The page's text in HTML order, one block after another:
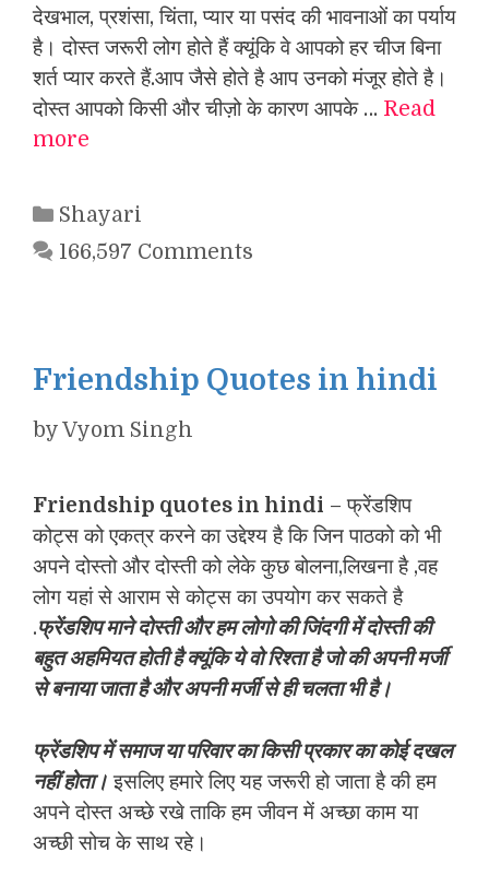
देखभाल, प्रशंसा, चिंता, प्यार या पसंद की भावनाओं का पर्याय
है। दोस्त जरूरी लोग होते हैं क्यूंकि वे आपको हर चीज बिना
शर्त प्यार करते हैं.आप जैसे होते है आप उनको मंजूर होते है।
दोस्त आपको किसी और चीज़ो के कारण आपके … Read
more
Categories
Shayari
166,597 Comments
Friendship Quotes in hindi
byVyom Singh
Friendship quotes in hindi – फ्रेंडशिप
कोट्स को एकत्र करने का उद्देश्य है कि जिन पाठको को भी
अपने दोस्तो और दोस्ती को लेके कुछ बोलना,लिखना है ,वह
लोग यहां से आराम से कोट्स का उपयोग कर सकते है
.फ्रेंडशिप माने दोस्ती और हम लोगो की जिंदगी में दोस्ती की
बहुत अहमियत होती है क्यूंकि ये वो रिश्ता है जो की अपनी मर्जी
से बनाया जाता है और अपनी मर्जी से ही चलता भी है।
फ्रेंडशिप में समाज या परिवार का किसी प्रकार का कोई दखल
नहीं होता। इसलिए हमारे लिए यह जरूरी हो जाता है की हम
अपने दोस्त अच्छे रखे ताकि हम जीवन में अच्छा काम या
अच्छी सोच के साथ रहे।